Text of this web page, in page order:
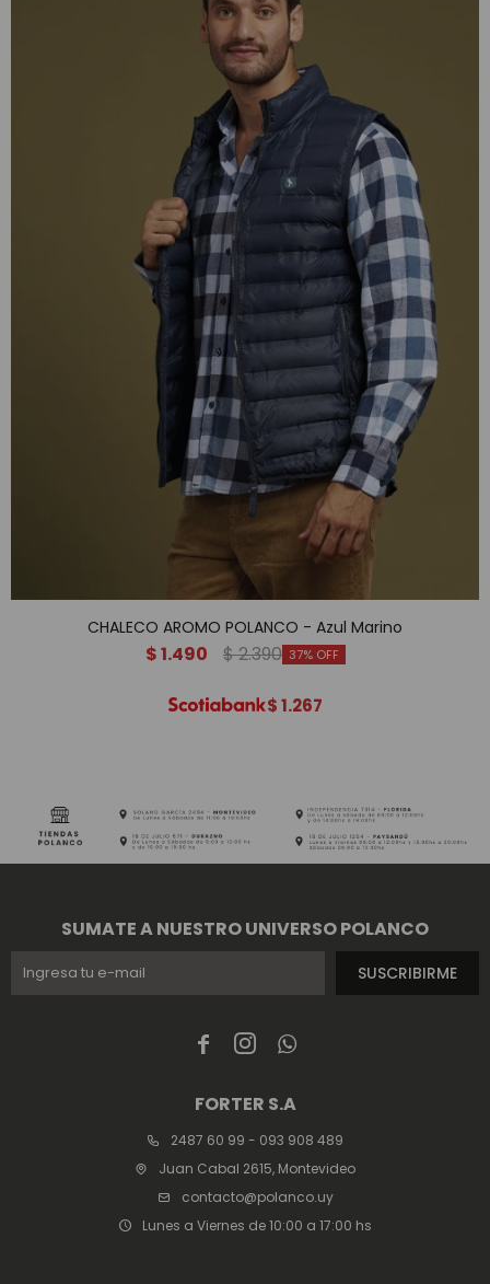
CHALECO AROMO POLANCO - Azul Marino
$1.490 $2.390 37
$1.267
  
FORTER S.A
2487 60 99 - 093 908 489
Juan Cabal 2615, Montevideo
contacto@polanco.uy
Lunes a Viernes de 10:00 a 17:00 hs
SUMATE A NUESTRO UNIVERSO POLANCO
SUSCRIBIRME